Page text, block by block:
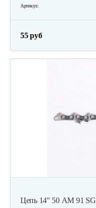
Артикул:
55 руб
Цепь 14" 50 АМ 91 SG